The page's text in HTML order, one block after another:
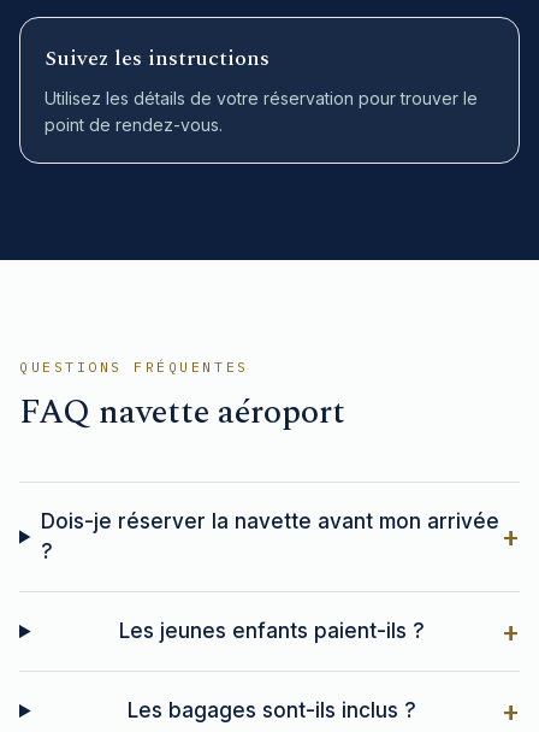
Suivez les instructions
Utilisez les détails de votre réservation pour trouver le
point de rendez-vous.
QUESTIONS FRÉQUENTES
FAQ navette aéroport
Dois-je réserver la navette avant mon arrivée
?
+
Les jeunes enfants paient-ils ? +
Les bagages sont-ils inclus ? +